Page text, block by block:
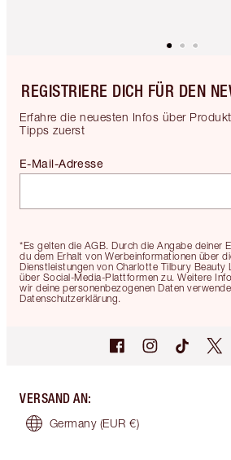
REGISTRIERE DICH FÜR DEN
Erfahre die neuesten Infos über
Tipps zuerst
*Es gelten die AGB. Durch die Angabe deiner
du dem Erhalt von Werbeinformationen über
Dienstleistungen von Charlotte Tilbury Beauty
über Social-Media-Plattformen zu. Weitere
wir deine personenbezogenen Daten
Datenschutzerklärung.
E-Mail-Adresse
VERSAND AN:
Germany (EUR €)